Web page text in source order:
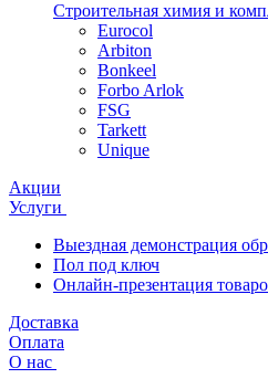
Строительная химия и
Eurocol
Arbiton
Bonkeel
Forbo Arlok
FSG
Tarkett
Unique
Акции
Услуги
Выездная демонстрация
Пол под ключ
Онлайн-презентация
Доставка
Оплата
О нас